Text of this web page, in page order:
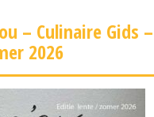
– Culinaire Gids –
2026